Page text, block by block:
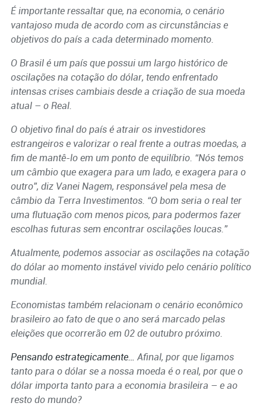
É importante ressaltar que, na economia, o cenário
vantajoso muda de acordo com as circunstâncias e
objetivos do país a cada determinado momento.
O Brasil é um país que possui um largo histórico de
oscilações na cotação do dólar, tendo enfrentado
intensas crises cambiais desde a criação de sua moeda
atual – o Real.
O objetivo final do país é atrair os investidores
estrangeiros e valorizar o real frente a outras moedas, a
fim de mantê-lo em um ponto de equilíbrio. “Nós temos
um câmbio que exagera para um lado, e exagera para o
outro”, diz Vanei Nagem, responsável pela mesa de
câmbio da Terra Investimentos. “O bom seria o real ter
uma flutuação com menos picos, para podermos fazer
escolhas futuras sem encontrar oscilações loucas.”
Atualmente, podemos associar as oscilações na cotação
do dólar ao momento instável vivido pelo cenário político
mundial.
Economistas também relacionam o cenário econômico
brasileiro ao fato de que o ano será marcado pelas
eleições que ocorrerão em 02 de outubro próximo.
Pensando estrategicamente… Afinal, por que ligamos
tanto para o dólar se a nossa moeda é o real, por que o
dólar importa tanto para a economia brasileira – e ao
resto do mundo?